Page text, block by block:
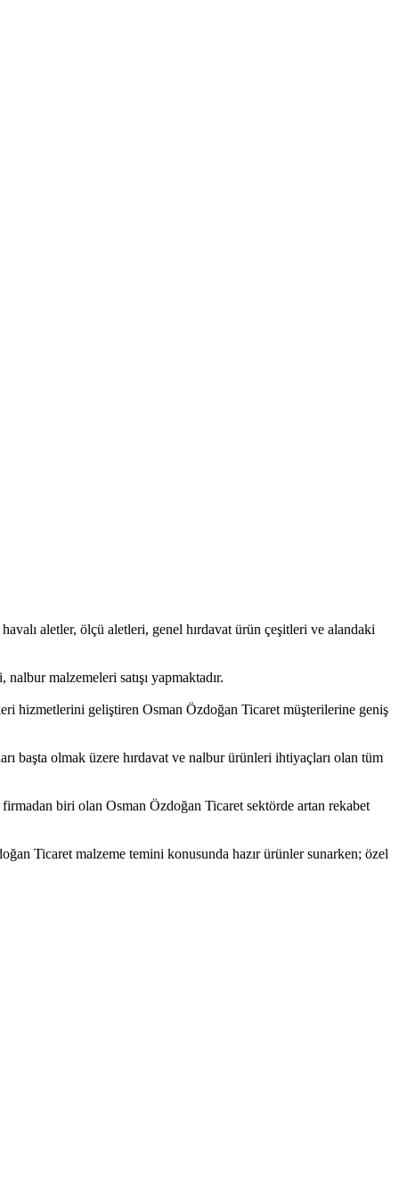
aletler, ölçü aletleri, genel hırdavat ürün çeşitleri ve alandaki
malzemeleri satışı yapmaktadır.
hizmetlerini geliştiren Osman Özdoğan Ticaret müşterilerine geniş
başta olmak üzere hırdavat ve nalbur ürünleri ihtiyaçları olan tüm
biri olan Osman Özdoğan Ticaret sektörde artan rekabet
Ticaret malzeme temini konusunda hazır ürünler sunarken; özel